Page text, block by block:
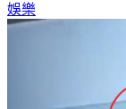
娛樂